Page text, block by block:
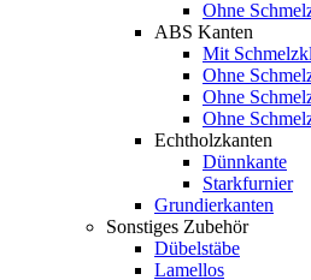
Ohne
ABS Kanten
Mit
Ohne
Ohne
Ohne
Echtholzkanten
Dünnkante
Starkfurnier
Grundierkanten
Sonstiges Zubehör
Dübelstäbe
Lamellos